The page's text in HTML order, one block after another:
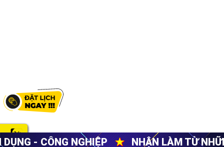
★ NHẬN LÀM TỪ NHỮNG VIỆC NHỎ